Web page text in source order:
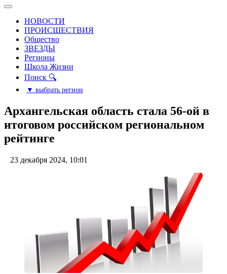
НОВОСТИ
ПРОИСШЕСТВИЯ
Общество
ЗВЕЗДЫ
Регионы
Школа Жизни
Поиск 🔍
▼ выбрать регион
Архангельская область стала 56-ой в
итоговом российском региональном
рейтинге
23 декабря 2024, 10:01